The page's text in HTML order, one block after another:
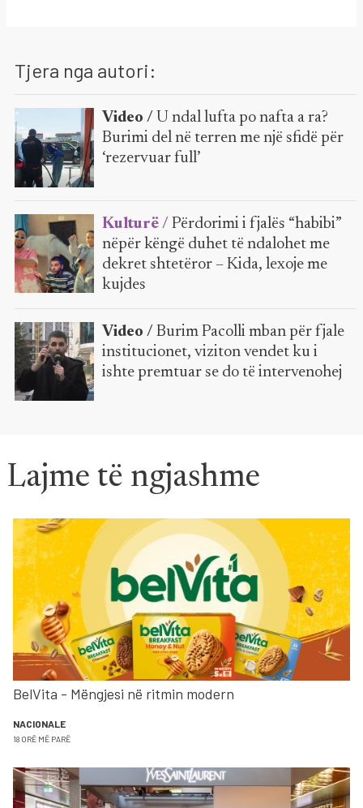
Tjera nga autori:
Video / U ndal lufta po nafta a ra?
Burimi del në terren me një sfidë për
‘rezervuar full’
Kulturë / Përdorimi i fjalës “habibi”
nëpër këngë duhet të ndalohet me
dekret shtetëror – Kida, lexoje me
kujdes
Video / Burim Pacolli mban për fjale
institucionet, viziton vendet ku i
ishte premtuar se do të intervenohej
Lajme të ngjashme
BelVita - Mëngjesi në ritmin modern
NACIONALE
18 ORË MË PARË